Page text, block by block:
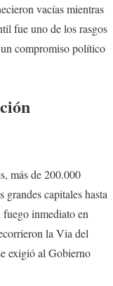
vacías mientras
fue uno de los rasgos
compromiso político
más de 200.000
capitales hasta
inmediato en
la Via del
exigió al Gobierno